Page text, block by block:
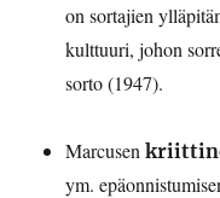
on sortajien
kulttuuri, johon
sorto (1947).
Marcusen
ym.